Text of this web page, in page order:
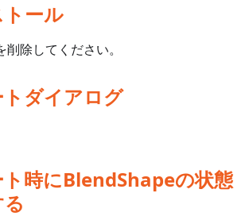
ール
除してください。
ダイアログ
時にBlendShapeの状態